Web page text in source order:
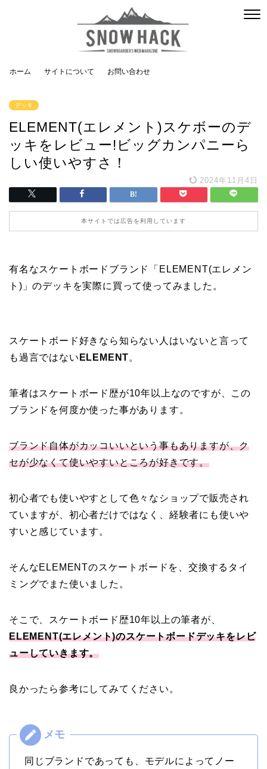
ホーム サイトについて お問い合わせ
デッキ
ELEMENT(エレメント)スケボーのデ
ッキをレビュー!ビッグカンパニーら
しい使いやすさ！
2024年11月4日
本サイトでは広告を利用しています
有名なスケートボードブランド「ELEMENT(エレメン
ト)」のデッキを実際に買って使ってみました。
スケートボード好きなら知らない人はいないと言って
も過言ではない ELEMENT。
筆者はスケートボード歴が10年以上なのですが、この
ブランドを何度か使った事があります。
ブランド自体がカッコいいという事もありますが、ク
セが少なくて使いやすいところが好きです。
初心者でも使いやすとして色々なショップで販売され
ていますが、初心者だけではなく、経験者にも使いや
すいと感じています。
そんなELEMENTのスケートボードを、交換するタイ
ミングでまた使いました。
そこで、スケートボード歴10年以上の筆者が、
ELEMENT(エレメント)のスケートボードデッキをレビ
ューしていきます。
良かったら参考にしてみてください。
同じブランドであっても、モデルによってノー